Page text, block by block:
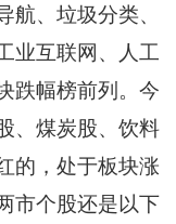
航、垃圾分类、
业互联网、人工
跌幅榜前列。今
、煤炭股、饮料
的，处于板块涨
市个股还是以下